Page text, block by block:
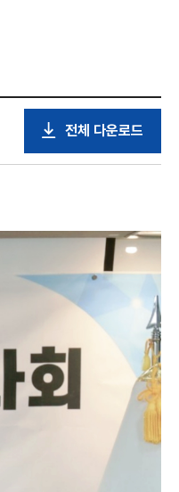
전체 다운로드